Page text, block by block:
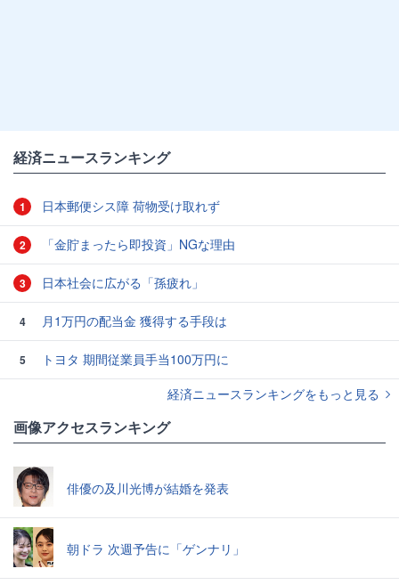
経済ニュースランキング
1 日本郵便シス障 荷物受け取れず
2 「金貯まったら即投資」NGな理由
3 日本社会に広がる「孫疲れ」
4 月1万円の配当金 獲得する手段は
5
トヨタ 期間従業員手当100万円に
経済ニュースランキングをもっと見る
画像アクセスランキング
俳優の及川光博が結婚を発表
朝ドラ 次週予告に「ゲンナリ」